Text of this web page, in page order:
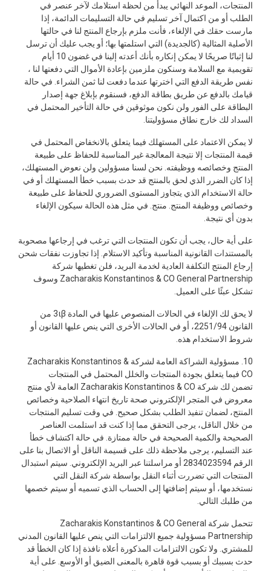
المنتجات، الموعد النهائي يبدأ من لحظة استلامك لآخر عنصر في
الطلب أو من اكتمال آخر تسليم في حالة التسليمات الدائمة، إذا
مارست حقك في الإلغاء، فأنت ملزم بإرجاع المنتج لنا في حالتها
الأصلية المثالية (كالجديدة) التي استلمتها بها؛ أو يجب عليك أن ترسل
لنا إثباتًا صريحًا لا يمكن إنكاره بأنك أعدته إلينا في غضون 10 أيام
تقويمية مع السلامة وسنكون ملزمين بإعادة الأموال التي دفعتها لنا ،
نفس طريقة الدفع التي اخترتها عندما دفعت لنا ثمن الشراء. في حالة
قيامك بالدفع عن طريق بطاقة الدفع، فسنقوم بإبلاغ جهة إصدار
البطاقة على الفور ولن نكون موثوقين في حالة التأخير المحتمل في
السداد لك خارج نطاق مسؤوليتنا.
لا يمكن الاعتماد على المستهلك فيما يتعلق بالانخفاض المحتمل في
قيمة المنتجات إلا نتيجة المعالجة غير المناسبة للحفاظ على طبيعة
المنتج وخصائصه ووظيفته. نحن لسنا مسؤولين ولن نعوض المستهلك،
إذا كان الضرر الذي لحق بالمنتج قد حدث بسبب خطأ المستهلك أو في
حالة الاستخدام الذي يتجاوز المستوى الضروري للحفاظ على طبيعة
وخصائص ووظيفة المنتج. منتج. في مثل هذه الحالة سيكون الإلغاء
بدون أي نتيجة.
على أية حال، يجب أن تكون المنتجات التي ترغب في إرجاعها مصحوبة
بالمستندات القانونية المناسبة وتأكيد الاستلام. إذا تجاوزت نفقات شحن
إرجاع المنتج التكلفة العادية لخدمة البريد، فلن تغطيها شركة
Zacharakis Konstantinos & CO General Partnership وسوف
تشكل عبئًا على العميل.
لا يحق لك الإلغاء في الحالات المنصوص عليها في المادة 3ιβ من
القانون 2251/94، أو في الحالات الأخرى التي ينص عليها القانون أو
شروط الاستخدام هذه.
10. مسؤولية الشراكة العامة لشركة Zacharakis Konstantinos &
CO فيما يتعلق بجودة المنتجات والخلل المحتمل في المنتجات
تضمن لك شركة Zacharakis Konstantinos & CO العامة لأي منتج
معروض في المتجر الإلكتروني صحة تاريخ انتهاء الصلاحية وخصائص
المنتج، لضمان تنفيذ الطلب بشكل صحيح. في وقت تسليم المنتجات
من خلال الناقل، يرجى التحقق مما إذا كنت قد استلمت العناصر
الصحيحة والكمية الصحيحة في حالة ممتازة. في حالة اكتشاف خطأ
عند التسليم، يرجى ملاحظة ذلك على قسيمة الناقل أو الاتصال بنا على
الرقم 2834023594 أو مراسلتنا عبر البريد الإلكتروني. سيتم استبدال
المنتجات التي تضررت أثناء النقل بواسطة شركة النقل التي
نستخدمها، أو سيتم إضافتها إلى الحساب الذي تسميه أو سيتم خصمها
من طلبك التالي.
تتحمل شركة Zacharakis Konstantinos & CO General
Partnership مسؤولية جميع الالتزامات التي ينص عليها القانون المدني
للمشتري. ولا تكون الالتزامات المذكورة أعلاه نافذة إذا كان الخطأ قد
حدث بسببك أو بسبب قوة قاهرة بالمعنى الضيق أو الأوسع. على أية